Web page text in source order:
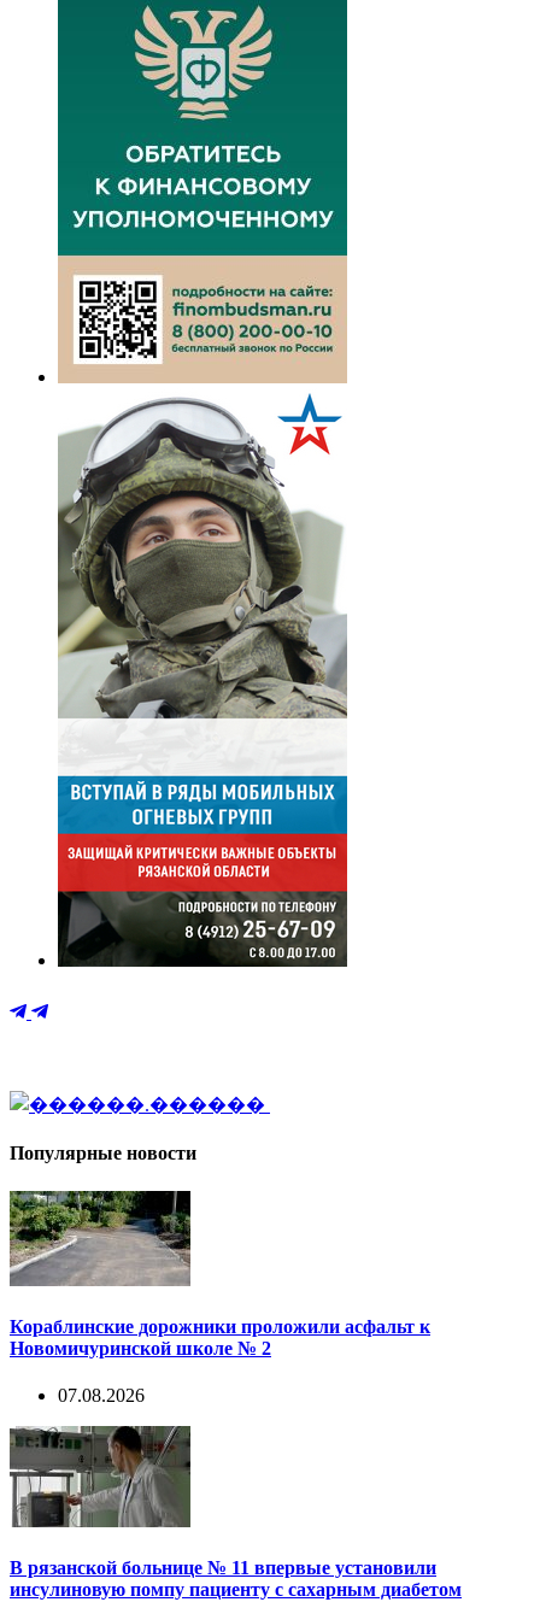
Популярные новости
Кораблинские дорожники проложили асфальт к
Новомичуринской школе № 2
07.08.2026
В рязанской больнице № 11 впервые установили
инсулиновую помпу пациенту с сахарным диабетом